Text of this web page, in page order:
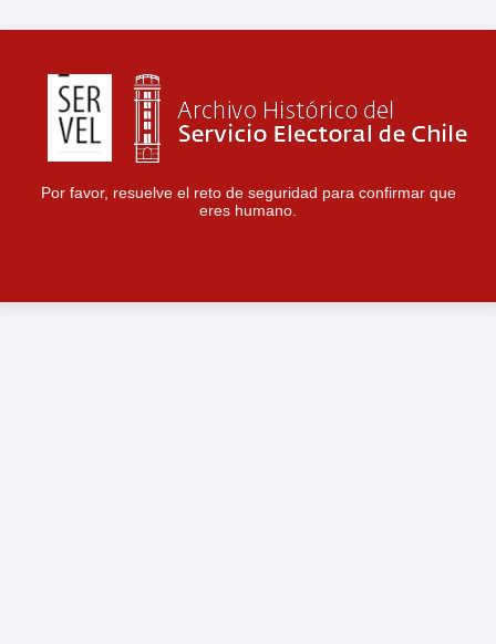
Por favor, resuelve el reto de seguridad para confirmar que
eres humano.